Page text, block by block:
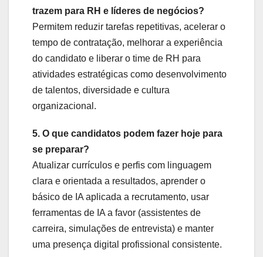
trazem para RH e líderes de negócios?
Permitem reduzir tarefas repetitivas, acelerar o
tempo de contratação, melhorar a experiência
do candidato e liberar o time de RH para
atividades estratégicas como desenvolvimento
de talentos, diversidade e cultura
organizacional.
5. O que candidatos podem fazer hoje para
se preparar?
Atualizar currículos e perfis com linguagem
clara e orientada a resultados, aprender o
básico de IA aplicada a recrutamento, usar
ferramentas de IA a favor (assistentes de
carreira, simulações de entrevista) e manter
uma presença digital profissional consistente.